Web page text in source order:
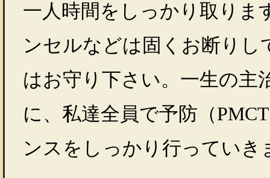
一人時間をしっかり取りま
ンセルなどは固くお断りし
はお守り下さい。一生の主
に、私達全員で予防（
ンスをしっかり行っていき